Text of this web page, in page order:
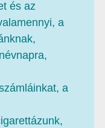
és az
a
a